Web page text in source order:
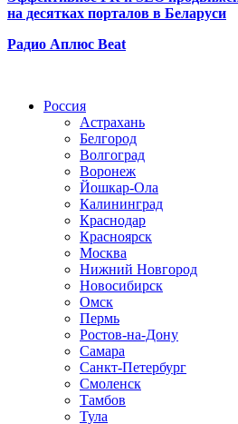
на десятках порталов в Беларуси
Радио Аплюс Beat
Россия
Астрахань
Белгород
Волгоград
Воронеж
Йошкар-Ола
Калининград
Краснодар
Красноярск
Москва
Нижний Новгород
Новосибирск
Омск
Пермь
Ростов-на-Дону
Самара
Санкт-Петербург
Смоленск
Тамбов
Тула